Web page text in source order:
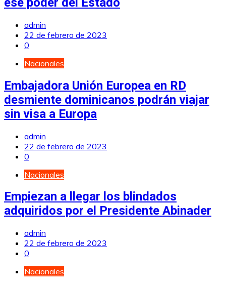
admin
22 de febrero de 2023
0
Nacionales
Embajadora Unión Europea en RD
desmiente dominicanos podrán viajar
sin visa a Europa
admin
22 de febrero de 2023
0
Nacionales
Empiezan a llegar los blindados
adquiridos por el Presidente Abinader
admin
22 de febrero de 2023
0
Nacionales